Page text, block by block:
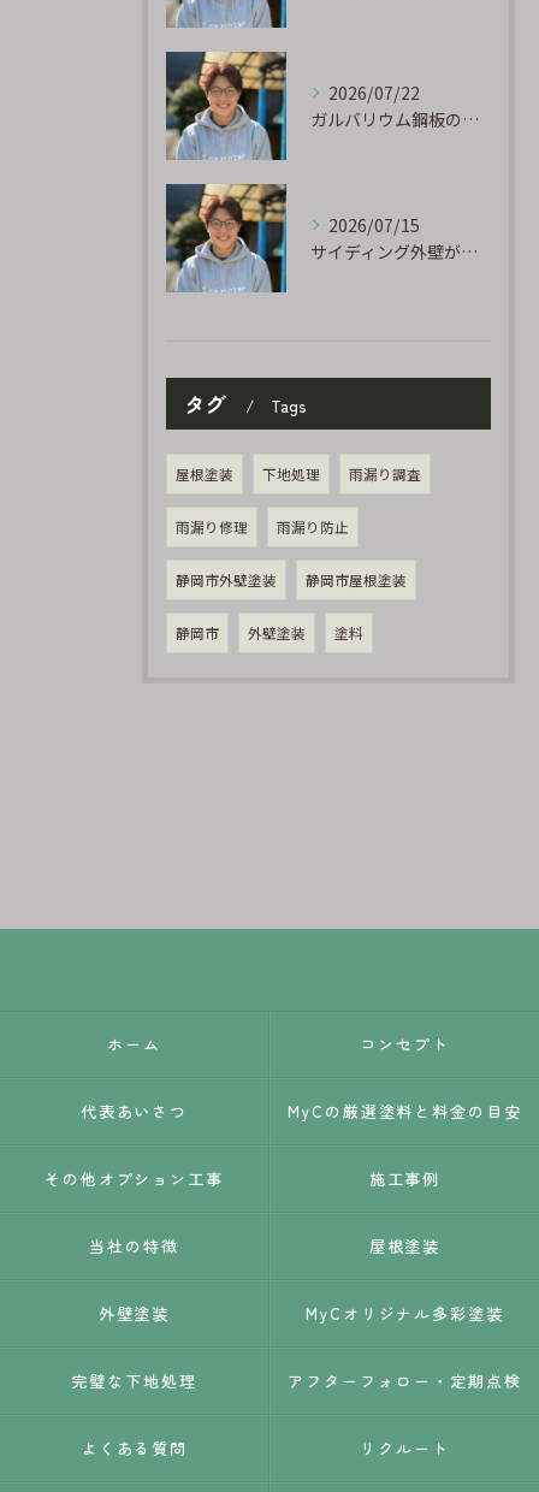
2026/07/22
ガルバリウム鋼板の「傷」と「チョーキング」、実は深くつながっています
2026/07/15
サイディング外壁が劣化するのはなぜ?よくある原因と塗り替えのサイン
タグ Tags
屋根塗装 下地処理 雨漏り調査
雨漏り修理 雨漏り防止
静岡市外壁塗装 静岡市屋根塗装
静岡市 外壁塗装 塗料
ホーム コンセプト
代表あいさつ MyCの厳選塗料と料金の目安
その他オプション工事 施工事例
当社の特徴 屋根塗装
外壁塗装 MyCオリジナル多彩塗装
完璧な下地処理 アフターフォロー・定期点検
よくある質問 リクルート